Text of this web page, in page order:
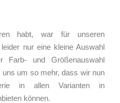
habt, war für unseren
nur eine kleine Auswahl
Farb- und Größenauswahl
um so mehr, dass wir nun
in allen Varianten in
können.